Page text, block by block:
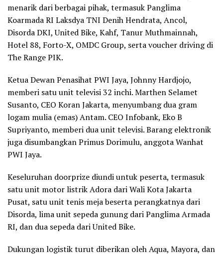
menarik dari berbagai pihak, termasuk Panglima
Koarmada RI Laksdya TNI Denih Hendrata, Ancol,
Disorda DKI, United Bike, Kahf, Tanur Muthmainnah,
Hotel 88, Forto-X, OMDC Group, serta voucher driving di
The Range PIK.
Ketua Dewan Penasihat PWI Jaya, Johnny Hardjojo,
memberi satu unit televisi 32 inchi. Marthen Selamet
Susanto, CEO Koran Jakarta, menyumbang dua gram
logam mulia (emas) Antam. CEO Infobank, Eko B
Supriyanto, memberi dua unit televisi. Barang elektronik
juga disumbangkan Primus Dorimulu, anggota Wanhat
PWI Jaya.
Keseluruhan doorprize diundi untuk peserta, termasuk
satu unit motor listrik Adora dari Wali Kota Jakarta
Pusat, satu unit tenis meja beserta perangkatnya dari
Disorda, lima unit sepeda gunung dari Panglima Armada
RI, dan dua sepeda dari United Bike.
Dukungan logistik turut diberikan oleh Aqua, Mayora, dan